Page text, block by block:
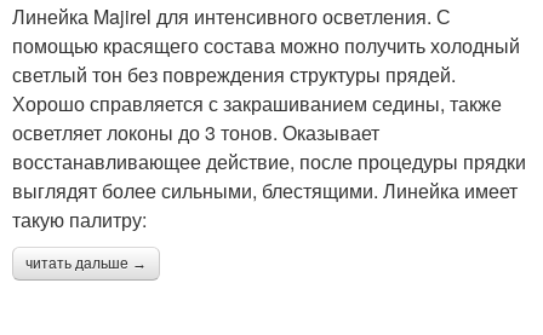
Линейка Majirel для интенсивного осветления. С
помощью красящего состава можно получить холодный
светлый тон без повреждения структуры прядей.
Хорошо справляется с закрашиванием седины, также
осветляет локоны до 3 тонов. Оказывает
восстанавливающее действие, после процедуры прядки
выглядят более сильными, блестящими. Линейка имеет
такую палитру:
читать дальше →